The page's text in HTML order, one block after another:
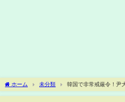
ホーム 未分類
韓国で非常戒厳令！尹
あり ※直後の現地映像2:20～